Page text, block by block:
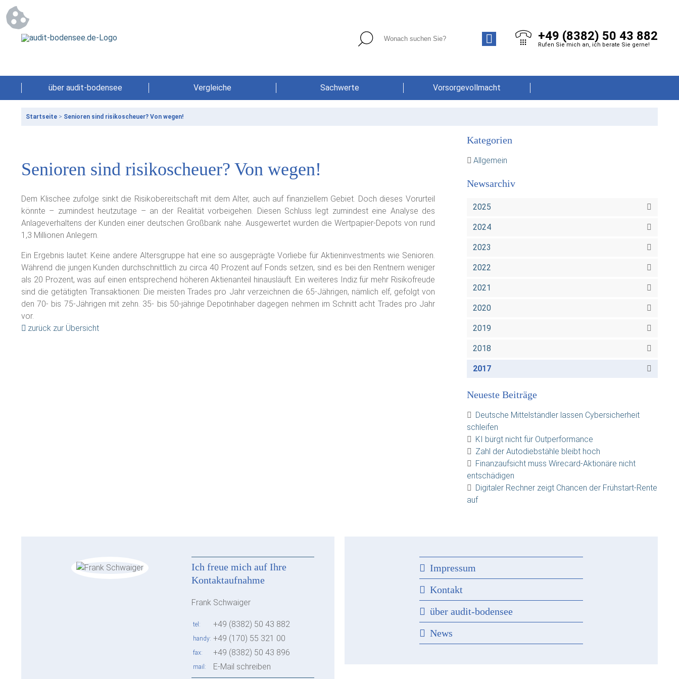
+49 (8382) 50 43 882
Rufen Sie mich an, ich berate Sie gerne!
über audit-bodensee Vergleiche Sachwerte Vorsorgevollmacht
Startseite > Senioren sind risikoscheuer? Von wegen!
Senioren sind risikoscheuer? Von wegen!
Dem Klischee zufolge sinkt die Risikobereitschaft mit dem Alter, auch auf finanziellem Gebiet. Doch dieses Vorurteil
könnte – zumindest heutzutage – an der Realität vorbeigehen. Diesen Schluss legt zumindest eine Analyse des
Anlageverhaltens der Kunden einer deutschen Großbank nahe. Ausgewertet wurden die Wertpapier-Depots von rund
1,3 Millionen Anlegern.
Ein Ergebnis lautet: Keine andere Altersgruppe hat eine so ausgeprägte Vorliebe für Aktieninvestments wie Senioren.
Während die jungen Kunden durchschnittlich zu circa 40 Prozent auf Fonds setzen, sind es bei den Rentnern weniger
als 20 Prozent, was auf einen entsprechend höheren Aktienanteil hinausläuft. Ein weiteres Indiz für mehr Risikofreude
sind die getätigten Transaktionen: Die meisten Trades pro Jahr verzeichnen die 65-Jährigen, nämlich elf, gefolgt von
den 70- bis 75-Jährigen mit zehn. 35- bis 50-jährige Depotinhaber dagegen nehmen im Schnitt acht Trades pro Jahr
vor.
zurück zur Übersicht
Kategorien
Allgemein
Newsarchiv
2025
2024
2023
2022
2021
2020
2019
2018
2017
Neueste Beiträge
Deutsche Mittelständler lassen Cybersicherheit
schleifen
KI bürgt nicht für Outperformance
Zahl der Autodiebstähle bleibt hoch
Finanzaufsicht muss Wirecard-Aktionäre nicht
entschädigen
Digitaler Rechner zeigt Chancen der Frühstart-Rente
auf
Ich freue mich auf Ihre
Kontaktaufnahme
Frank Schwaiger
tel +49 (8382) 50 43 882
handy +49 (170) 55 321 00
fax +49 (8382) 50 43 896
mail E-Mail schreiben
Impressum
Kontakt
über audit-bodensee
News